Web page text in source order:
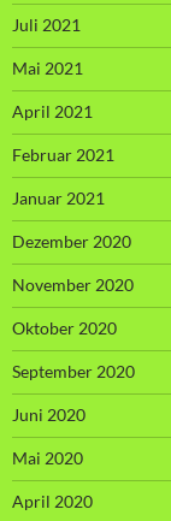
Juli 2021
Mai 2021
April 2021
Februar 2021
Januar 2021
Dezember 2020
November 2020
Oktober 2020
September 2020
Juni 2020
Mai 2020
April 2020